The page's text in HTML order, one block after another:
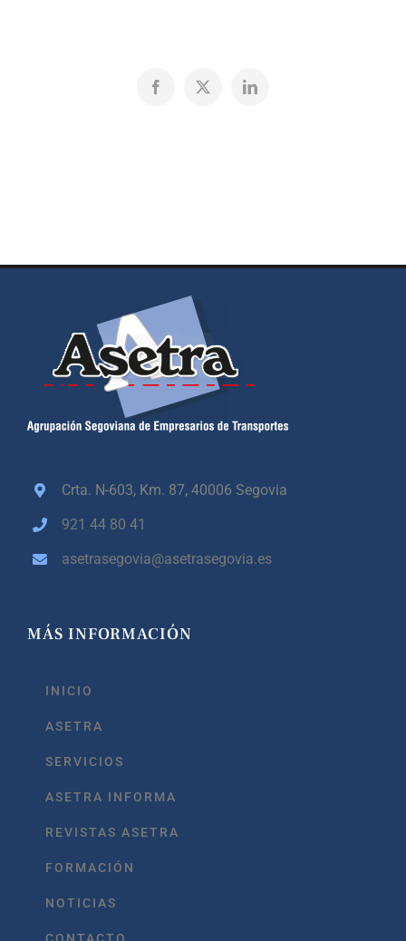
Facebook
X LinkedIn
Crta. N-603, Km. 87,40006 Segovia
921 44 80 41
asetrasegovia@asetrasegovia.es
MÁS INFORMACIÓN
INICIO
ASETRA
SERVICIOS
ASETRA INFORMA
REVISTAS ASETRA
FORMACIÓN
NOTICIAS